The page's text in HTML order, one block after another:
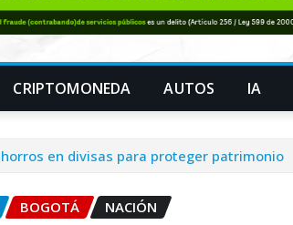
CRIPTOMONEDA AUTOS IA
en divisas para proteger patrimonio
BOGOTÁ NACIÓN